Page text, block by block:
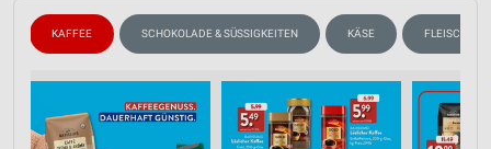
KAFFEE SCHOKOLADE & SÜSSIGKEITEN KÄSE FLEISCH &